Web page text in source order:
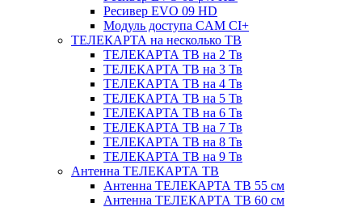
Ресивер EVO 09 HD
Модуль доступа CAM CI+
ТЕЛЕКАРТА на несколько ТВ
ТЕЛЕКАРТА ТВ на 2 Тв
ТЕЛЕКАРТА ТВ на 3 Тв
ТЕЛЕКАРТА ТВ на 4 Тв
ТЕЛЕКАРТА ТВ на 5 Тв
ТЕЛЕКАРТА ТВ на 6 Тв
ТЕЛЕКАРТА ТВ на 7 Тв
ТЕЛЕКАРТА ТВ на 8 Тв
ТЕЛЕКАРТА ТВ на 9 Тв
Антенна ТЕЛЕКАРТА ТВ
Антенна ТЕЛЕКАРТА ТВ 55 см
Антенна ТЕЛЕКАРТА ТВ 60 см